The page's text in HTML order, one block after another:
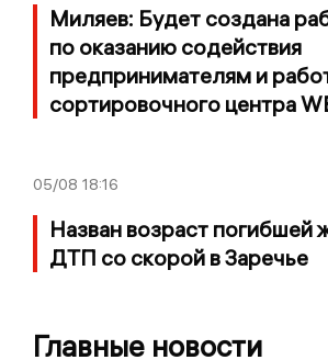
Миляев: Будет создана
по оказанию содействия
предпринимателям и
сортировочного центра
05/08 18:16
Назван возраст погибшей
ДТП со скорой в Заречье
Главные новости